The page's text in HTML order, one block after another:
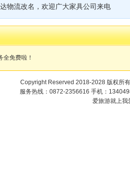
物流改名，欢迎广大家具公司来电
全免费啦！
Copyright Reserved 2018-2028 版权所
服务热线：0872-2356616 手机：
爱旅游就上我